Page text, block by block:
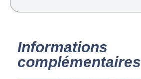
Informations
complémentaires